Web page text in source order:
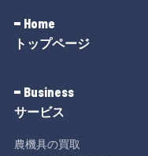
トップページ
Home
サービス
Business
農機具の買取